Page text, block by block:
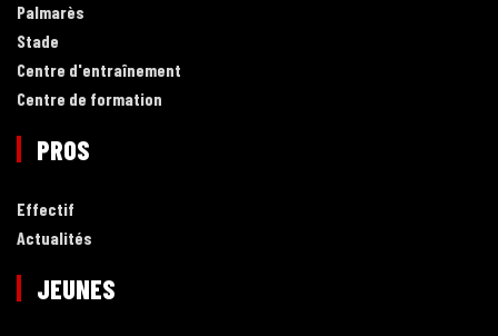
Palmarès
Stade
Centre d'entraînement
Centre de formation
PROS
Effectif
Actualités
JEUNES